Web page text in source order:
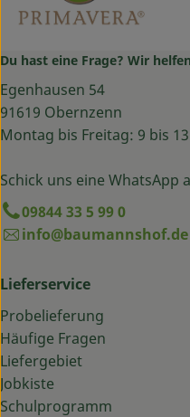
Du hast eine Frage? Wir
Egenhausen 54
91619 Obernzenn
Montag bis Freitag: 9 bis
Schick uns eine WhatsApp
09844 33 5 99 0
info@baumannshof.de
Lieferservice
Probelieferung
Häufige Fragen
Liefergebiet
Jobkiste
Schulprogramm